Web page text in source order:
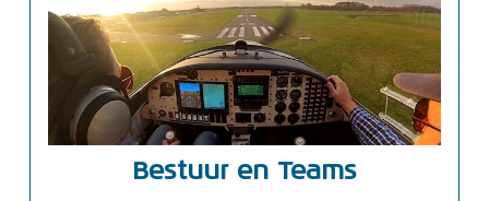
Bestuur en Teams